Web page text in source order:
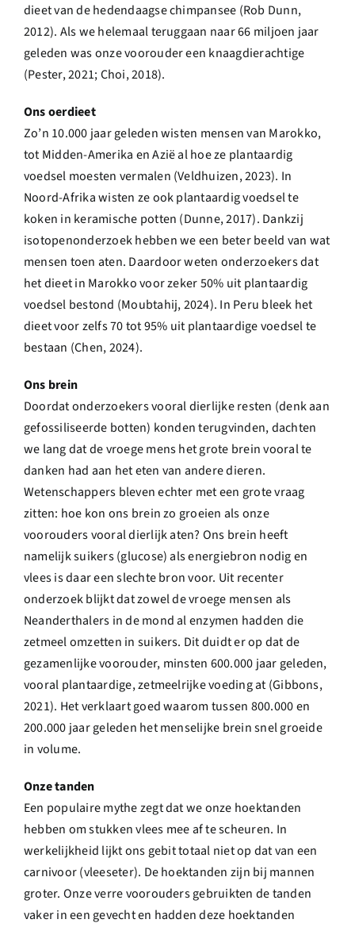
Doneren
Shop
English
dieet van de hedendaagse chimpansee (Rob Dunn,
2012). Als we helemaal teruggaan naar 66 miljoen jaar
geleden was onze voorouder een knaagdierachtige
(Pester, 2021; Choi, 2018).
Ons oerdieet
Zo’n 10.000 jaar geleden wisten mensen van Marokko,
tot Midden-Amerika en Azië al hoe ze plantaardig
voedsel moesten vermalen (Veldhuizen, 2023). In
Noord-Afrika wisten ze ook plantaardig voedsel te
koken in keramische potten (Dunne, 2017). Dankzij
isotopenonderzoek hebben we een beter beeld van wat
mensen toen aten. Daardoor weten onderzoekers dat
het dieet in Marokko voor zeker 50% uit plantaardig
voedsel bestond (Moubtahij, 2024). In Peru bleek het
dieet voor zelfs 70 tot 95% uit plantaardige voedsel te
bestaan (Chen, 2024).
Ons brein
Doordat onderzoekers vooral dierlijke resten (denk aan
gefossiliseerde botten) konden terugvinden, dachten
we lang dat de vroege mens het grote brein vooral te
danken had aan het eten van andere dieren.
Wetenschappers bleven echter met een grote vraag
zitten: hoe kon ons brein zo groeien als onze
voorouders vooral dierlijk aten? Ons brein heeft
namelijk suikers (glucose) als energiebron nodig en
vlees is daar een slechte bron voor. Uit recenter
onderzoek blijkt dat zowel de vroege mensen als
Neanderthalers in de mond al enzymen hadden die
zetmeel omzetten in suikers. Dit duidt er op dat de
gezamenlijke voorouder, minsten 600.000 jaar geleden,
vooral plantaardige, zetmeelrijke voeding at (Gibbons,
2021). Het verklaart goed waarom tussen 800.000 en
200.000 jaar geleden het menselijke brein snel groeide
in volume.
Onze tanden
Een populaire mythe zegt dat we onze hoektanden
hebben om stukken vlees mee af te scheuren. In
werkelijkheid lijkt ons gebit totaal niet op dat van een
carnivoor (vleeseter). De hoektanden zijn bij mannen
groter. Onze verre voorouders gebruikten de tanden
vaker in een gevecht en hadden deze hoektanden